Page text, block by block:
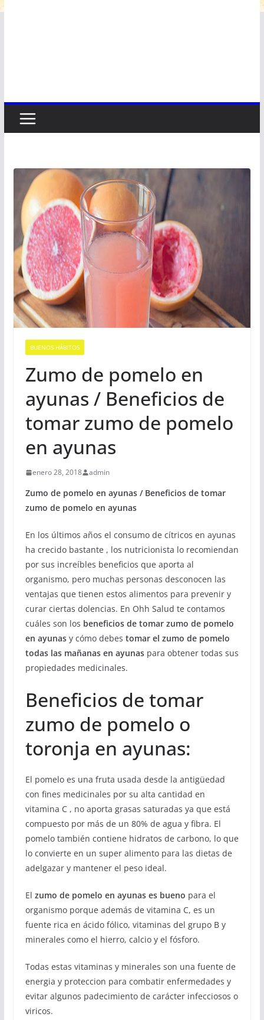
BUENOS HÁBITOS
Zumo de pomelo en
ayunas / Beneficios de
tomar zumo de pomelo
en ayunas
enero 28, 2018 admin
Zumo de pomelo en ayunas / Beneficios de tomar
zumo de pomelo en ayunas
En los últimos años el consumo de cítricos en ayunas
ha crecido bastante , los nutricionista lo recomiendan
por sus increíbles beneficios que aporta al
organismo, pero muchas personas desconocen las
ventajas que tienen estos alimentos para prevenir y
curar ciertas dolencias. En Ohh Salud te contamos
cuáles son los beneficios de tomar zumo de pomelo
en ayunasy cómo debes tomar el zumo de pomelo
todas las mañanas en ayunaspara obtener todas sus
propiedades medicinales.
Beneficios de tomar
zumo de pomelo o
toronja en ayunas:
El pomelo es una fruta usada desde la antigüedad
con fines medicinales por su alta cantidad en
vitamina C , no aporta grasas saturadas ya que está
compuesto por más de un 80% de agua y fibra. El
pomelo también contiene hidratos de carbono, lo que
lo convierte en un super alimento para las dietas de
adelgazar y mantener el peso ideal.
El zumo de pomelo en ayunas es bueno para el
organismo porque además de vitamina C, es un
fuente rica en ácido fólico, vitaminas del grupo B y
minerales como el hierro, calcio y el fósforo.
Todas estas vitaminas y minerales son una fuente de
energia y proteccion para combatir enfermedades y
evitar algunos padecimiento de carácter infecciosos o
viricos.